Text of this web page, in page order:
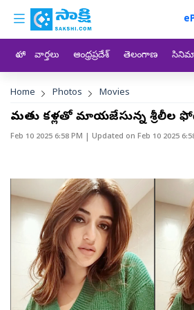
Skip to main content
custom menu
హోం వార్తలు ఆంధ్రప్రదేశ్ తెలంగాణ
Breadcrumb
Home Photos Movies
మత్తు కళ్లతో మాయజేస్తున్న శ్రీలీల
Feb 10 2025 6:58 PM | Updated on Feb 10 2025